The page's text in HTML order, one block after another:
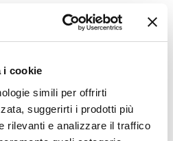
i cookie
simili per offrirti
suggerirti i prodotti più
rilevanti e analizzare il traffico